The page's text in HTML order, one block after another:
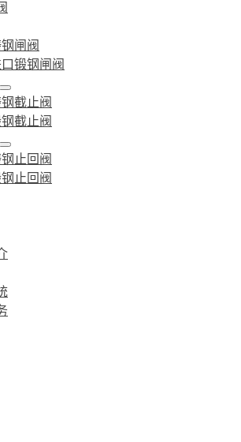
闸阀
锻钢闸阀
截止阀
截止阀
止回阀
止回阀